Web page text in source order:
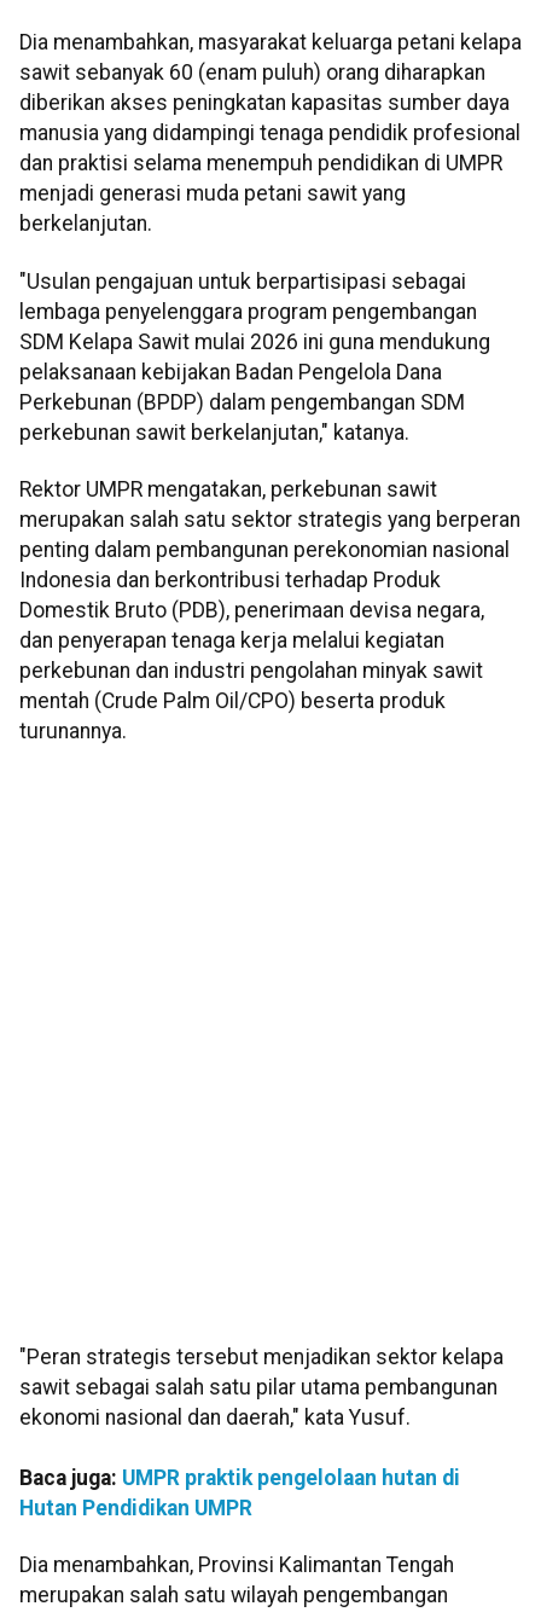
Dia menambahkan, masyarakat keluarga petani kelapa
sawit sebanyak 60 (enam puluh) orang diharapkan
diberikan akses peningkatan kapasitas sumber daya
manusia yang didampingi tenaga pendidik profesional
dan praktisi selama menempuh pendidikan di UMPR
menjadi generasi muda petani sawit yang
berkelanjutan.
"Usulan pengajuan untuk berpartisipasi sebagai
lembaga penyelenggara program pengembangan
SDM Kelapa Sawit mulai 2026 ini guna mendukung
pelaksanaan kebijakan Badan Pengelola Dana
Perkebunan (BPDP) dalam pengembangan SDM
perkebunan sawit berkelanjutan," katanya.
Rektor UMPR mengatakan, perkebunan sawit
merupakan salah satu sektor strategis yang berperan
penting dalam pembangunan perekonomian nasional
Indonesia dan berkontribusi terhadap Produk
Domestik Bruto (PDB), penerimaan devisa negara,
dan penyerapan tenaga kerja melalui kegiatan
perkebunan dan industri pengolahan minyak sawit
mentah (Crude Palm Oil/CPO) beserta produk
turunannya.
"Peran strategis tersebut menjadikan sektor kelapa
sawit sebagai salah satu pilar utama pembangunan
ekonomi nasional dan daerah," kata Yusuf.
Baca juga: UMPR praktik pengelolaan hutan di
Hutan Pendidikan UMPR
Dia menambahkan, Provinsi Kalimantan Tengah
merupakan salah satu wilayah pengembangan